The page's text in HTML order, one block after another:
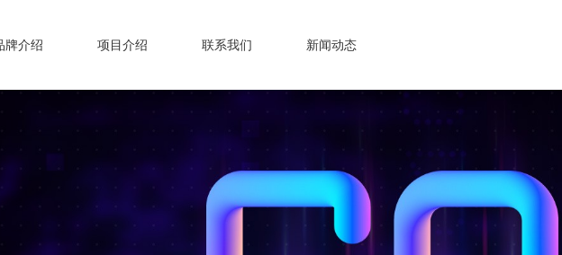
牌介绍 项目介绍 联系我们 新闻动态